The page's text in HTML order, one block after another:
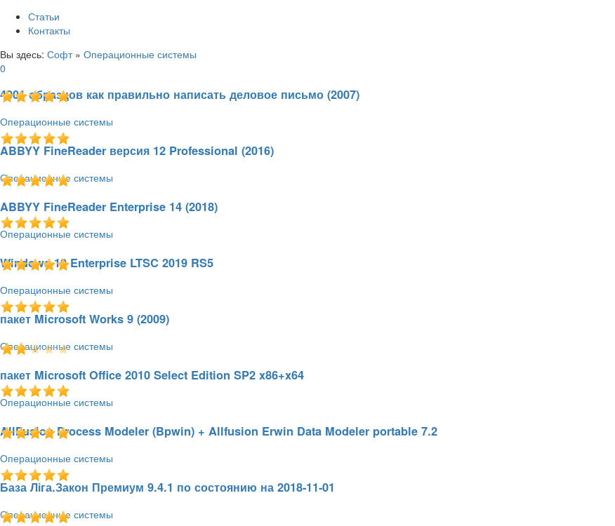
Статьи
Контакты
Вы здесь: Софт» Операционные системы
0
4001 образцов как правильно написать деловое письмо (2007)
Операционные системы
22.01.2019 - 18:28
ABBYY FineReader версия 12 Professional (2016)
Операционные системы
20.11.2018 - 19:11
ABBYY FineReader Enterprise 14 (2018)
Операционные системы
Windows 10 Enterprise LTSC 2019 RS5
Операционные системы
20.11.2018 - 19:02
пакет Microsoft Works 9 (2009)
Операционные системы
16.11.2018 - 00:08
пакет Microsoft Office 2010 Select Edition SP2 x86+x64
Операционные системы
AllFusion Process Modeler (Bpwin) + Allfusion Erwin Data Modeler portable 7.2
Операционные системы
03.11.2018 - 13:12
База Ліга.Закон Премиум 9.4.1 по состоянию на 2018-11-01
Операционные системы